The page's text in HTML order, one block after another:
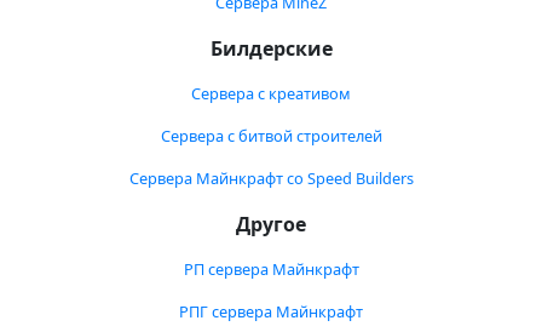
Билдерские
Сервера с креативом
Сервера с битвой строителей
Сервера Майнкрафт со Speed Builders
Другое
РП сервера Майнкрафт
РПГ сервера Майнкрафт